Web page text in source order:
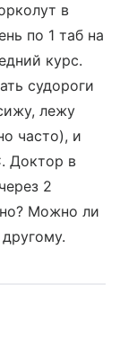
в
по 1 таб на
курс.
судороги
лежу
часто), и
Доктор в
2
Можно ли